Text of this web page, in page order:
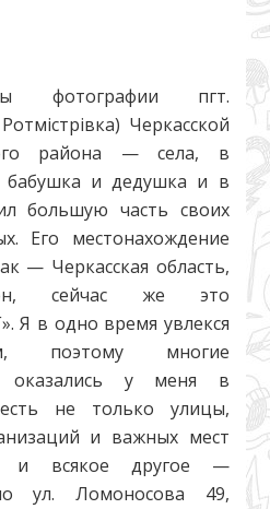
фотографии пгт.
Черкасской
района — села, в
и дедушка и в
большую часть своих
Его местонахождение
— Черкасская область,
сейчас же это
Я в одно время увлекся
поэтому многие
оказались у меня в
не только улицы,
и важных мест
и всякое другое —
ул. Ломоносова 49,